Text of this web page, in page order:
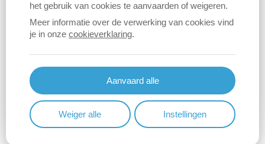
'Aanmelden' en vervolgens nogmaals op 'Aanmelden' in
de zwarte balk. Volg daarna de instructies.
Voornaam
het gebruik van cookies te aanvaarden of weigeren.
Meer informatie over de verwerking van cookies vind
je in onze cookieverklaring.
Aanvaard alle
Weiger alle Instellingen